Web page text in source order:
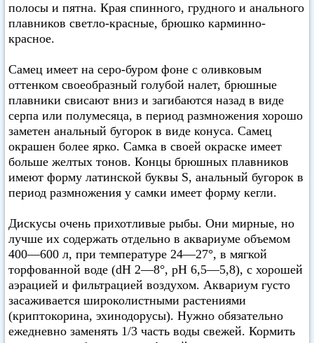
полосы и пятна. Края спинного, грудного и анального
плавников светло-красные, брюшко карминно-
красное.
Самец имеет на серо-буром фоне с оливковым
оттенком своеобразный голубой налет, брюшные
плавники свисают вниз и загибаются назад в виде
серпа или полумесяца, в период размножения хорошо
заметен анальный бугорок в виде конуса. Самец
окрашен более ярко. Самка в своей окраске имеет
больше желтых тонов. Концы брюшных плавников
имеют форму латинской буквы S, анальный бугорок в
период размножения у самки имеет форму кегли.
Дискусы очень прихотливые рыбы. Они мирные, но
лучше их содержать отдельно в аквариуме объемом
400—600 л, при температуре 24—27°, в мягкой
торфованной воде (dH 2—8°, pH 6,5—5,8), с хорошей
аэрацией и фильтрацией воздухом. Аквариум густо
засаживается широколистными растениями
(криптокорина, эхинодорусы). Нужно обязательно
ежедневно заменять 1/3 часть воды свежей. Кормить